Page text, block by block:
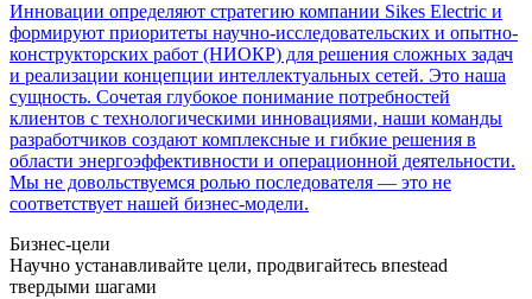
Инновации определяют стратегию компании Sikes Electric и
формируют приоритеты научно-исследовательских и опытно-
конструкторских работ (НИОКР) для решения сложных задач
и реализации концепции интеллектуальных сетей. Это наша
сущность. Сочетая глубокое понимание потребностей
клиентов с технологическими инновациями, наши команды
разработчиков создают комплексные и гибкие решения в
области энергоэффективности и операционной деятельности.
Мы не довольствуемся ролью последователя — это не
соответствует нашей бизнес-модели.
Бизнес-цели
Научно устанавливайте цели, продвигайтесь впеstead
твердыми шагами